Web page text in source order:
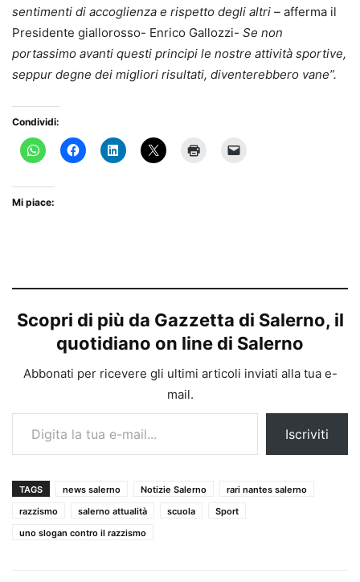
sentimenti di accoglienza e rispetto degli altri – afferma il
Presidente giallorosso- Enrico Gallozzi- Se non
portassimo avanti questi principi le nostre attività sportive,
seppur degne dei migliori risultati, diventerebbero vane”.
Condividi:
Mi piace:
Scopri di più da Gazzetta di Salerno, il
quotidiano on line di Salerno
Abbonati per ricevere gli ultimi articoli inviati alla tua e-
mail.
Digita la tua e-mail...
Iscriviti
TAGS news salerno Notizie Salerno
rari nantes salerno
razzismo
salerno attualità scuola
Sport
uno slogan contro il razzismo